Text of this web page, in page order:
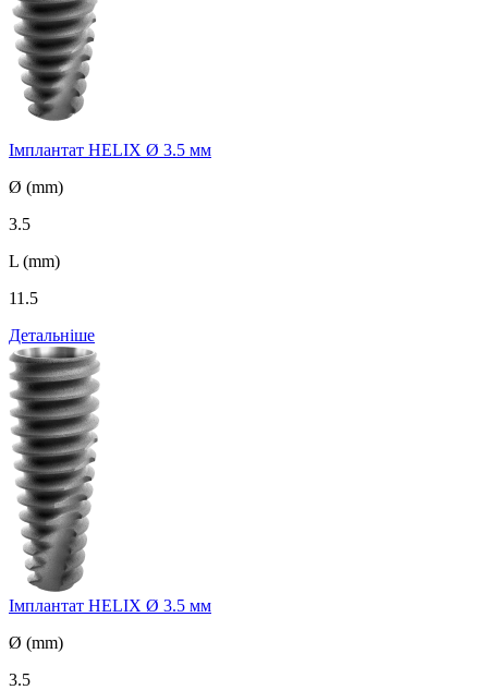
Імплантат HELIX Ø 3.5 мм
Ø (mm)
3.5
L (mm)
11.5
Детальніше
Імплантат HELIX Ø 3.5 мм
Ø (mm)
3.5